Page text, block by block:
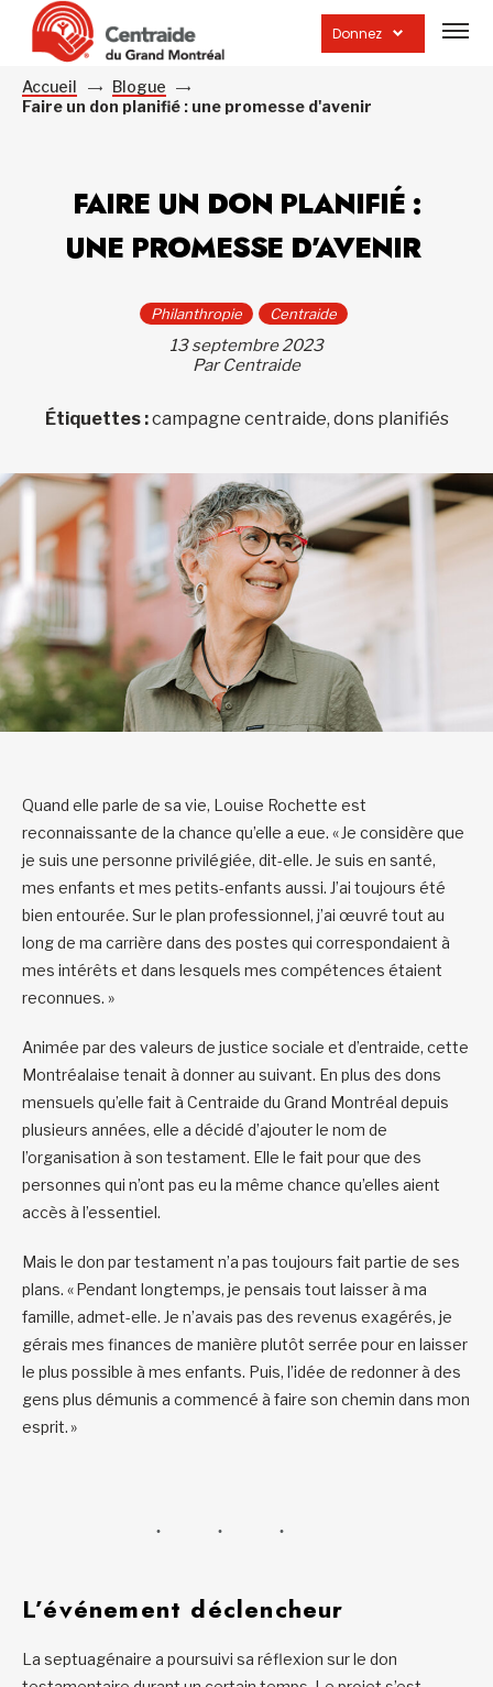
Donnez
la
Accueil
Blogue
Faire un don planifié : une promesse d'avenir
FAIRE UN DON PLANIFIÉ :
UNE PROMESSE D’AVENIR
Philanthropie Centraide
13 septembre 2023
Par Centraide
Étiquettes :campagne centraide, dons planifiés
Quand elle parle de sa vie, Louise Rochette est
reconnaissante de la chance qu’elle a eue. « Je considère que
je suis une personne privilégiée, dit-elle. Je suis en santé,
mes enfants et mes petits-enfants aussi. J’ai toujours été
bien entourée. Sur le plan professionnel, j’ai œuvré tout au
long de ma carrière dans des postes qui correspondaient à
mes intérêts et dans lesquels mes compétences étaient
reconnues. »
Animée par des valeurs de justice sociale et d’entraide, cette
Montréalaise tenait à donner au suivant. En plus des dons
mensuels qu’elle fait à Centraide du Grand Montréal depuis
plusieurs années, elle a décidé d’ajouter le nom de
l’organisation à son testament. Elle le fait pour que des
personnes qui n’ont pas eu la même chance qu’elles aient
accès à l’essentiel.
Mais le don par testament n’a pas toujours fait partie de ses
plans. « Pendant longtemps, je pensais tout laisser à ma
famille, admet-elle. Je n’avais pas des revenus exagérés, je
gérais mes finances de manière plutôt serrée pour en laisser
le plus possible à mes enfants. Puis, l’idée de redonner à des
gens plus démunis a commencé à faire son chemin dans mon
esprit. »
L’événement déclencheur
La septuagénaire a poursuivi sa réflexion sur le don